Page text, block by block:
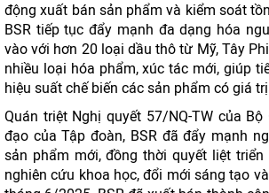
động xuất bán sản phẩm và kiểm soát
BSR tiếp tục đẩy mạnh đa dạng hóa
vào với hơn 20 loại dầu thô từ Mỹ, Tây
nhiều loại hóa phẩm, xúc tác mới, giúp
hiệu suất chế biến các sản phẩm có giá
Quán triệt Nghị quyết 57/NQ-TW của
đạo của Tập đoàn, BSR đã đẩy mạnh
sản phẩm mới, đồng thời quyết liệt
nghiên cứu khoa học, đổi mới sáng tạo